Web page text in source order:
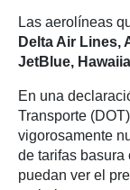
Las aerolíneas
Delta Air Lines,
JetBlue,
En una
Transporte
vigorosamente
de tarifas
puedan ver el